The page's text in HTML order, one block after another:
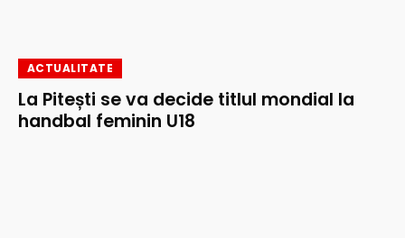
ACTUALITATE
La Pitești se va decide titlul mondial la
handbal feminin U18